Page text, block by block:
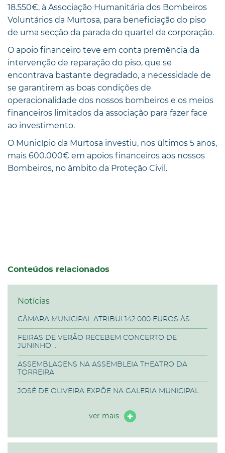
18.550€, à Associação Humanitária dos Bombeiros
Voluntários da Murtosa, para beneficiação do piso
de uma secção da parada do quartel da corporação.
O apoio financeiro teve em conta premência da
intervenção de reparação do piso, que se
encontrava bastante degradado, a necessidade de
se garantirem as boas condições de
operacionalidade dos nossos bombeiros e os meios
financeiros limitados da associação para fazer face
ao investimento.
O Município da Murtosa investiu, nos últimos 5 anos,
mais 600.000€ em apoios financeiros aos nossos
Bombeiros, no âmbito da Proteção Civil.
Conteúdos relacionados
Notícias
CÂMARA MUNICIPAL ATRIBUI 142.000 EUROS ÀS ...
FEIRAS DE VERÃO RECEBEM CONCERTO DE
JUNINHO ...
ASSEMBLAGENS NA ASSEMBLEIA THEATRO DA
TORREIRA
JOSÉ DE OLIVEIRA EXPÕE NA GALERIA MUNICIPAL
ver mais